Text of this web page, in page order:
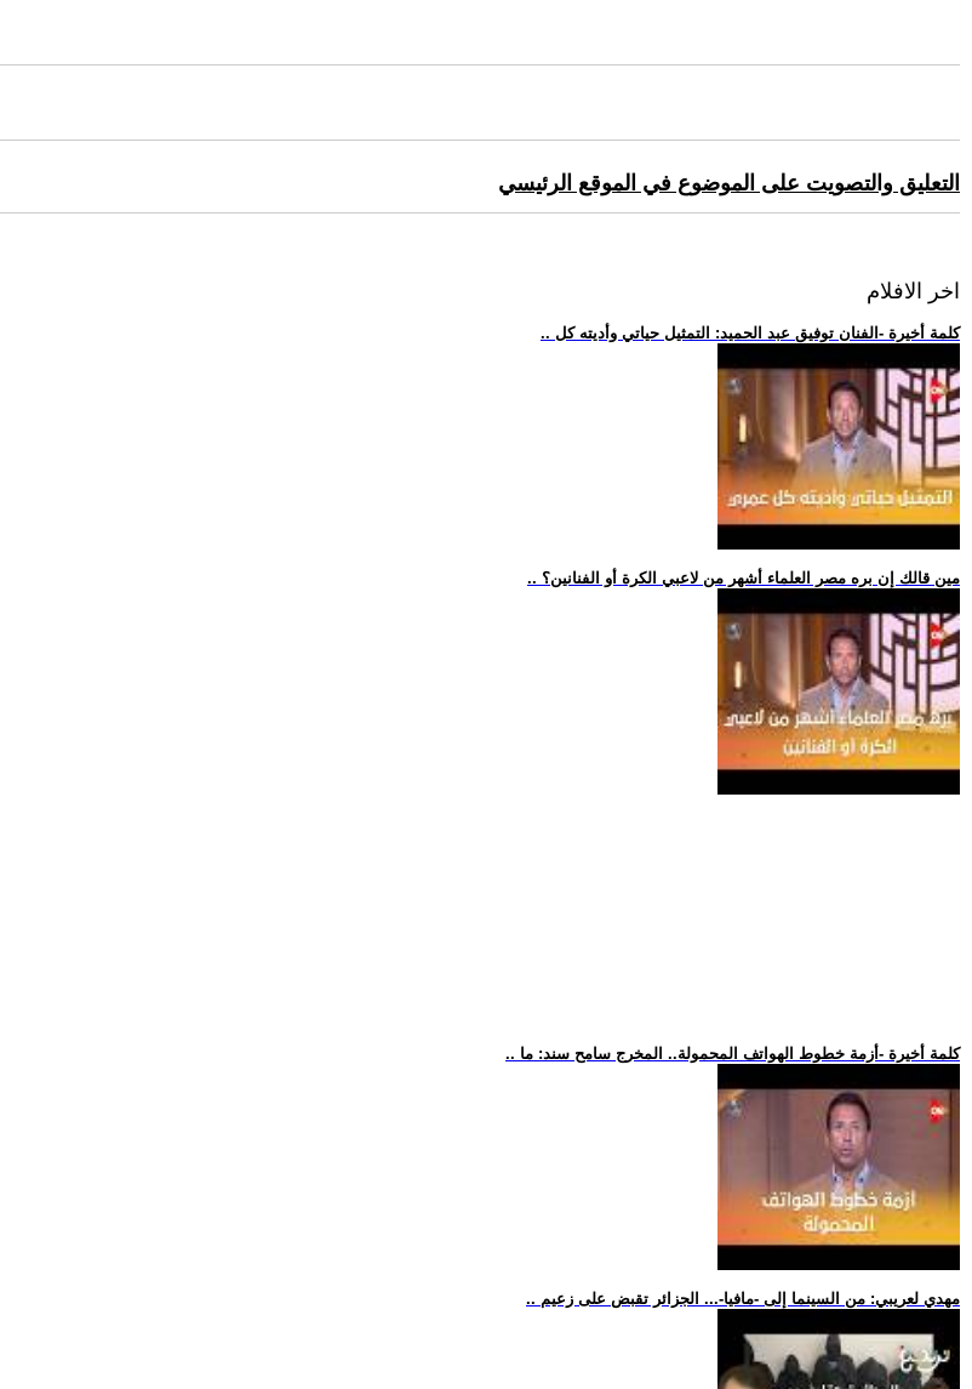
التعليق والتصويت على الموضوع في الموقع الرئيسي
اخر الافلام
.. كلمة أخيرة -الفنان توفيق عبد الحميد: التمثيل حياتي وأديته كل
.. مين قالك إن بره مصر العلماء أشهر من لاعبي الكرة أو الفنانين؟
.. كلمة أخيرة -أزمة خطوط الهواتف المحمولة.. المخرج سامح سند: ما
.. مهدي لعريبي: من السينما إلى -مافيا-... الجزائر تقبض على زعيم